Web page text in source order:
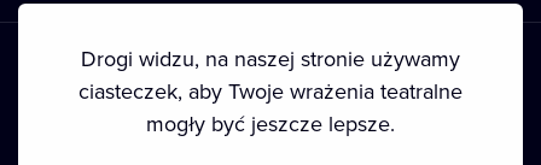
Drogi widzu, na naszej stronie używamy
ciasteczek, aby Twoje wrażenia teatralne
mogły być jeszcze lepsze.